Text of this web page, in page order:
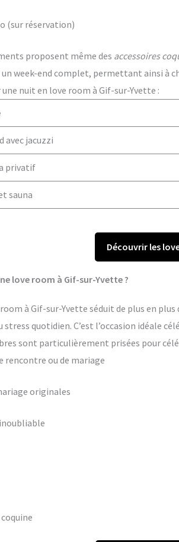
(sur réservation)
proposent même des accessoires
un week-end complet, permettant ainsi à
nuit en love room à Gif-sur-Yvette :
avec jacuzzi
privatif
sauna
Découvrir les
love room à Gif-sur-Yvette ?
à Gif-sur-Yvette séduit de plus en
stress quotidien. C’est l’occasion idéale
sont particulièrement prisées pour
rencontre ou de mariage
originales